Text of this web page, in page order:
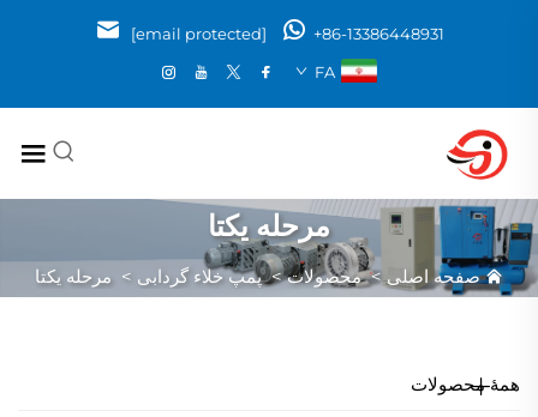
+86-13386448931
[email protected]
FA
مرحله یکتا
صفحه اصلی>محصولات>پمپ خلاء گردابی > مرحله یکتا
همهٔ محصولات